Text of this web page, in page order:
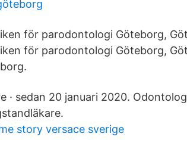
för parodontologi Göteborg,
för parodontologi Göteborg,
· sedan 20 januari 2020.
story versace sverige